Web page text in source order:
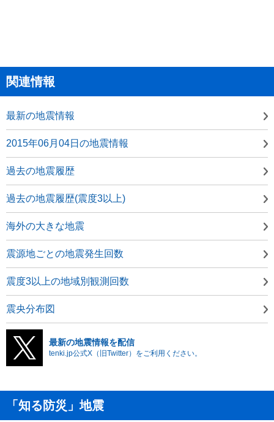
関連情報
最新の地震情報
2015年06月04日の地震情報
過去の地震履歴
過去の地震履歴(震度3以上)
海外の大きな地震
震源地ごとの地震発生回数
震度3以上の地域別観測回数
震央分布図
最新の地震情報を配信
tenki.jp公式X（旧Twitter）をご利用ください。
「知る防災」地震